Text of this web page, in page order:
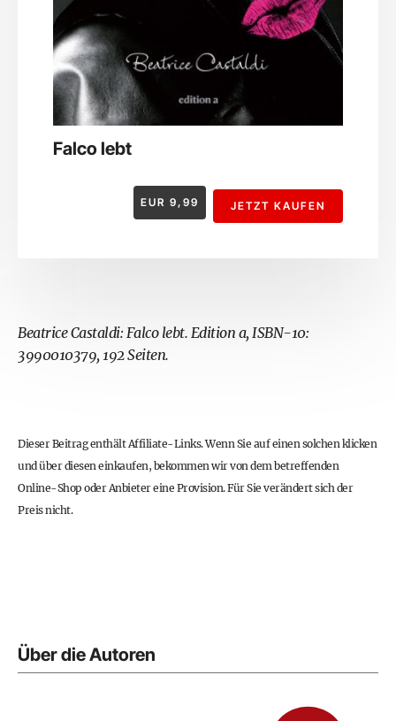
Falco lebt
EUR 9,99 JETZT KAUFEN
Beatrice Castaldi: Falco lebt. Edition a, ISBN-10:
3990010379, 192 Seiten.
Dieser Beitrag enthält Affiliate-Links. Wenn Sie auf einen solchen klicken
und über diesen einkaufen, bekommen wir von dem betreffenden
Online-Shop oder Anbieter eine Provision. Für Sie verändert sich der
Preis nicht.
Über die Autoren